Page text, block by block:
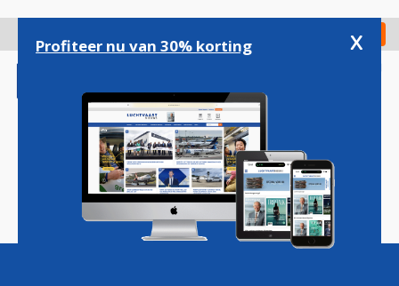
gaan
Check in
Magazine Podcasts Vacatures
Profiteer nu van 30% korting x